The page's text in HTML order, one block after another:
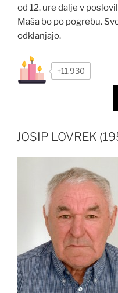
od 12. ure dalje v
Maša bo po pogrebu.
odklanjajo.
+11.930
JOSIP LOVREK